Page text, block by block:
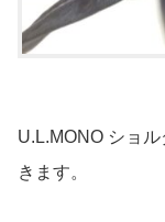
U.L.MONO ショ
きます。